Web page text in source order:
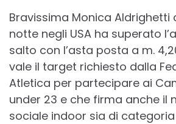
Bravissima Monica Aldrighetti
notte negli USA ha superato
salto con l’asta posta a m.
vale il target richiesto dalla
Atletica per partecipare ai
under 23 e che firma anche il
sociale indoor sia di